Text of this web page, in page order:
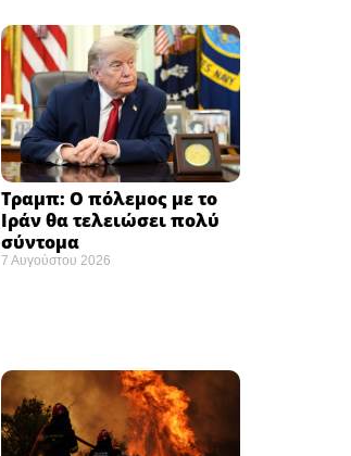
Τραμπ: Ο πόλεμος με το
Ιράν θα τελειώσει πολύ
σύντομα ​
7 Αυγούστου 2026